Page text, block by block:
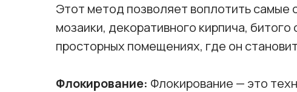
Этот метод позволяет воплотить самые
мозаики, декоративного кирпича,
просторных помещениях, где он
Флокирование: Флокирование — это